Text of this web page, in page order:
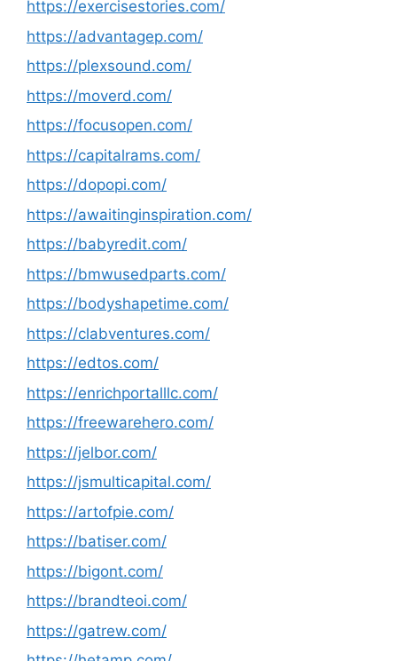
https://exercisestories.com/
https://advantagep.com/
https://plexsound.com/
https://moverd.com/
https://focusopen.com/
https://capitalrams.com/
https://dopopi.com/
https://awaitinginspiration.com/
https://babyredit.com/
https://bmwusedparts.com/
https://bodyshapetime.com/
https://clabventures.com/
https://edtos.com/
https://enrichportalllc.com/
https://freewarehero.com/
https://jelbor.com/
https://jsmulticapital.com/
https://artofpie.com/
https://batiser.com/
https://bigont.com/
https://brandteoi.com/
https://gatrew.com/